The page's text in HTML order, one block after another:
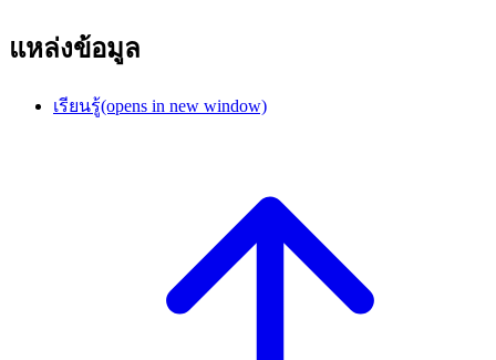
แหล่งข้อมูล
เรียนรู้(opens in new window)